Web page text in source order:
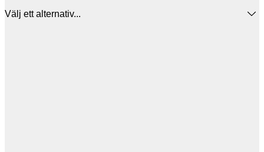
Välj ett alternativ...